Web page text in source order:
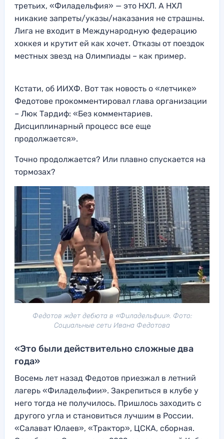
третьих, «Филадельфия» — это НХЛ. А НХЛ
никакие запреты/указы/наказания не страшны.
Лига не входит в Международную федерацию
хоккея и крутит ей как хочет. Отказы от поездок
местных звезд на Олимпиады – как пример.
Кстати, об ИИХФ. Вот так новость о «летчике»
Федотове прокомментировал глава организации
– Люк Тардиф: «Без комментариев.
Дисциплинарный процесс все еще
продолжается».
Точно продолжается? Или плавно спускается на
тормозах?
Федотов ждет дебюта в «Филадельфии». Фото:
Социальные сети Ивана Федотова
«Это были действительно сложные два
года»
Восемь лет назад Федотов приезжал в летний
лагерь «Филадельфии». Закрепиться в клубе у
него тогда не получилось. Пришлось заходить с
другого угла и становиться лучшим в России.
«Салават Юлаев», «Трактор», ЦСКА, сборная.